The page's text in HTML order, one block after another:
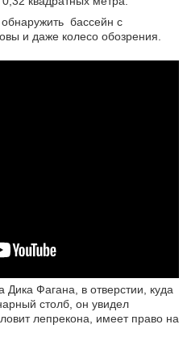
бассейн с
и даже колесо обозрения.
Дика Фагана, в отверстии, куда
столб, он увидел
лепрекона, имеет право на